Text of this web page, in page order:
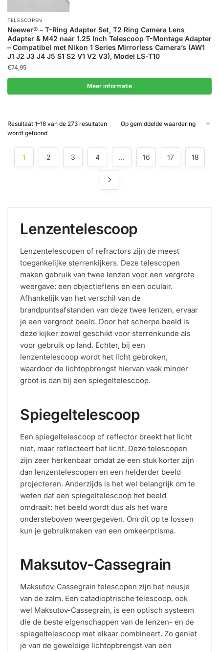
TELESCOPEN
Neewer® – T-Ring Adapter Set, T2 Ring Camera Lens
Adapter & M42 naar 1.25 Inch Telescoop T-Montage Adapter
– Compatibel met Nikon 1 Series Mirrorless Camera’s (AW1
J1 J2 J3 J4 J5 S1 S2 V1 V2 V3), Model LS-T10
€74,95
Meer informatie
Resultaat 1–16 van de 273 resultaten
wordt getoondGesorteerd
waardering
1 2 3 4 … 16 17 18
Lenzentelescoop
Lenzentelescopen of refractors zijn de meest
toegankelijke sterrenkijkers. Deze telescopen
maken gebruik van twee lenzen voor een vergrote
weergave: een objectieflens en een oculair.
Afhankelijk van het verschil van de
brandpuntsafstanden van deze twee lenzen, ervaar
je een vergroot beeld. Door het scherpe beeld is
deze kijker zowel geschikt voor sterrenkunde als
voor gebruik op land. Echter, bij een
lenzentelescoop wordt het licht gebroken,
waardoor de lichtopbrengst hiervan vaak minder
groot is dan bij een spiegeltelescoop.
Spiegeltelescoop
Een spiegeltelescoop of reflector breekt het licht
niet, maar reflecteert het licht. Deze telescopen
zijn zeer herkenbaar omdat ze een stuk korter zijn
dan lenzentelescopen en een helderder beeld
projecteren. Anderzijds is het wel belangrijk om te
weten dat een spiegeltelescoop het beeld
omdraait: het beeld wordt dus als het ware
ondersteboven weergegeven. Om dit op te lossen
kun je gebruikmaken van een omkeerprisma.
Maksutov-Cassegrain
Maksutov-Cassegrain telescopen zijn het neusje
van de zalm. Een catadioptrische telescoop, ook
wel Maksutov-Cassegrain, is een optisch systeem
die de beste eigenschappen van de lenzen- en de
spiegeltelescoop met elkaar combineert. Zo geniet
je van de geweldige lichtopbrengst van een